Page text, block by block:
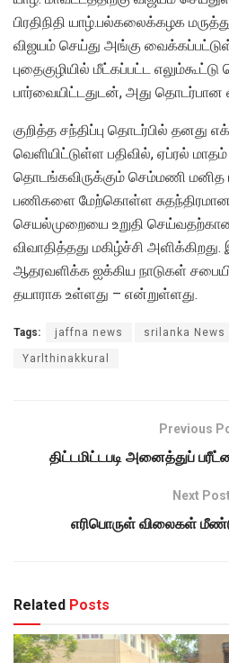
பிரதிநிதி யாழ்.பல்கலைக்கழக
விஜயம் செய்து அங்கு
புதைகுழியில் மீட்கப்பட்ட
பார்வையிட்டதுடன், அது தொடர்பான
குறித்த சந்திப்பு தொடர்பில் தனது
வெளியிட்டுள்ள பதிவில், ஏப்ரல்
தொடங்கவிருக்கும் செம்மணி மனித
பணிகளை மேற்கொள்ள
செயல்முறையை உறுதி
விவாதித்தது மகிழ்ச்சி
ஆதரவளிக்க ஐக்கிய நாடுகள்
தயாராக உள்ளது – என்றுள்ளது.
Tags: jaffna news srilanka News
Yarlthinakkural
Previous
திட்டமிட்டபடி அனைத்துப்
Next Post
எரிபொருள் விலைகள்
Related Posts